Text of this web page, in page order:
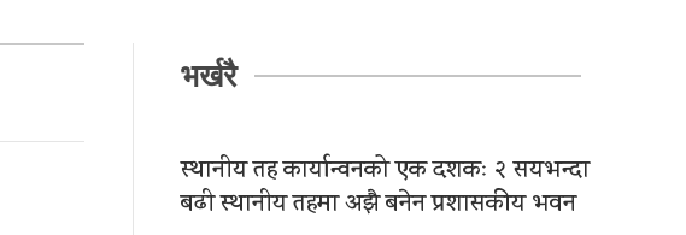
भर्खरै
स्थानीय तह कार्यान्वनको एक दशकः २ सयभन्दा
बढी स्थानीय तहमा अझै बनेन प्रशासकीय भवन